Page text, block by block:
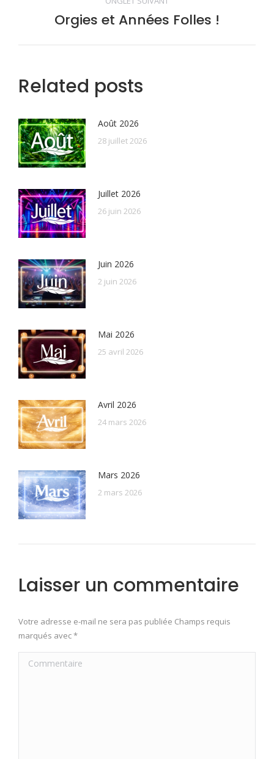
commentaire
Onglet
Orgies et Années Folles !
Related posts
Août 2026
28 juillet 2026
Juillet 2026
26 juin 2026
Juin 2026
2 juin 2026
Mai 2026
25 avril 2026
Avril 2026
24 mars 2026
Mars 2026
2 mars 2026
Laisser un commentaire
Votre adresse e-mail ne sera pas publiée Champs requis
marqués avec*
Commentaire